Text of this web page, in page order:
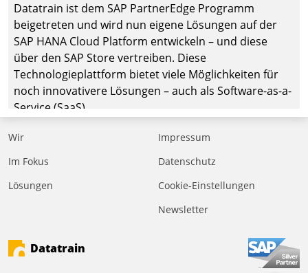
Datatrain ist dem SAP PartnerEdge Programm
beigetreten und wird nun eigene Lösungen auf der
SAP HANA Cloud Platform entwickeln – und diese
über den SAP Store vertreiben. Diese
Technologieplattform bietet viele Möglichkeiten für
noch innovativere Lösungen – auch als Software-as-a-
Service (SaaS).
Wir
Im Fokus
Lösungen
Impressum
Datenschutz
Cookie-Einstellungen
Newsletter
Datatrain